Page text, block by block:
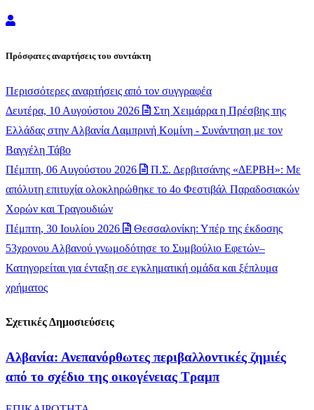
Newsroom
Πρόσφατες αναρτήσεις του συντάκτη
Περισσότερες αναρτήσεις από τον συγγραφέα
Δευτέρα, 10 Αυγούστου 2026
Στη Χειμάρρα η Πρέσβης της
Ελλάδας στην Αλβανία Λαμπρινή Κομίνη - Συνάντηση με τον
Βαγγέλη Τάβο
Πέμπτη, 06 Αυγούστου 2026
Π.Σ. Δερβιτσάνης «ΔΕΡΒΗ»: Με
απόλυτη επιτυχία ολοκληρώθηκε το 4ο Φεστιβάλ Παραδοσιακών
Χορών και Τραγουδιών
Πέμπτη, 30 Ιουλίου 2026
Θεσσαλονίκη: Υπέρ της έκδοσης
53χρονου Αλβανού γνωμοδότησε το Συμβούλιο Εφετών–
Κατηγορείται για ένταξη σε εγκληματική ομάδα και ξέπλυμα
χρήματος
Σχετικές Δημοσιεύσεις
Αλβανία: Ανεπανόρθωτες περιβαλλοντικές ζημιές
από το σχέδιο της οικογένειας Τραμπ